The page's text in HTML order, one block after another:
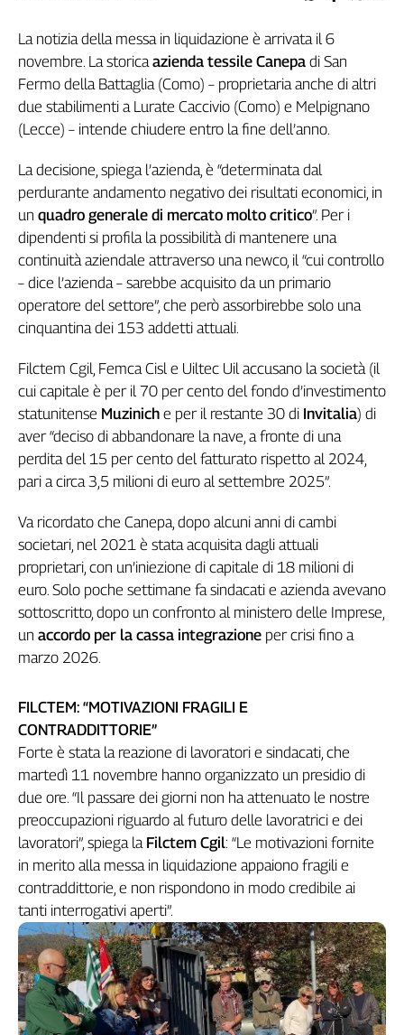
Slc
Spi
Inca
Caaf
G8
di
Genova,
il
sangue
ragione
120
anni
Collettiva
Academy
Collettiva
Rubriche
Talk
La
settimana
Collettiva
Girasoli
Tech
It
Easy
Inserti
Idea
Diffusa
InFlai
trasmissioni
tv
Work
in
Progress
L'Italia
La notizia della messa in liquidazione è arrivata il 6
novembre. La storicaazienda tessile Canepa di San
Fermo della Battaglia (Como) – proprietaria anche di altri
due stabilimenti a Lurate Caccivio (Como) e Melpignano
(Lecce) – intende chiudere entro la fine dell’anno.
La decisione, spiega l’azienda, è “determinata dal
perdurante andamento negativo dei risultati economici, in
un quadro generale di mercato molto critico”. Per i
dipendenti si profila la possibilità di mantenere una
continuità aziendale attraverso una newco, il “cui controllo
– dice l’azienda – sarebbe acquisito da un primario
operatore del settore”, che però assorbirebbe solo una
cinquantina dei 153 addetti attuali.
Filctem Cgil, Femca Cisl e Uiltec Uil accusano la società (il
cui capitale è per il 70 per cento del fondo d’investimento
statunitense Muzinich e per il restante 30 di Invitalia) di
aver “deciso di abbandonare la nave, a fronte di una
perdita del 15 per cento del fatturato rispetto al 2024,
pari a circa 3,5 milioni di euro al settembre 2025”.
Va ricordato che Canepa, dopo alcuni anni di cambi
societari, nel 2021 è stata acquisita dagli attuali
proprietari, con un’iniezione di capitale di 18 milioni di
euro. Solo poche settimane fa sindacati e azienda avevano
sottoscritto, dopo un confronto al ministero delle Imprese,
un accordo per la cassa integrazione per crisi fino a
marzo 2026.
FILCTEM: “MOTIVAZIONI FRAGILI E
CONTRADDITTORIE”
Forte è stata la reazione di lavoratori e sindacati, che
martedì 11 novembre hanno organizzato un presidio di
due ore. “Il passare dei giorni non ha attenuato le nostre
preoccupazioni riguardo al futuro delle lavoratrici e dei
lavoratori”, spiega la Filctem Cgil: “Le motivazioni fornite
in merito alla messa in liquidazione appaiono fragili e
contraddittorie, e non rispondono in modo credibile ai
tanti interrogativi aperti”.